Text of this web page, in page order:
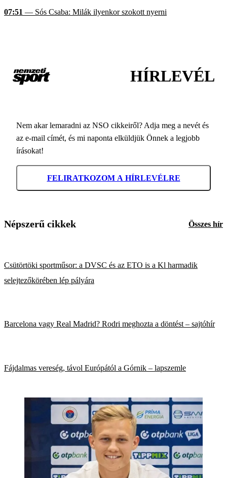
07:51 — Sós Csaba: Milák ilyenkor szokott nyerni
HÍRLEVÉL
Nem akar lemaradni az NSO cikkeiről? Adja meg a nevét és
az e-mail címét, és mi naponta elküldjük Önnek a legjobb
írásokat!
FELIRATKOZOM A HÍRLEVÉLRE
Népszerű cikkek Összes hír
Csütörtöki sportműsor: a DVSC és az ETO is a Kl harmadik
selejtezőkörében lép pályára
Barcelona vagy Real Madrid? Rodri meghozta a döntést – sajtóhír
Fájdalmas vereség, távol Európától a Górnik – lapszemle